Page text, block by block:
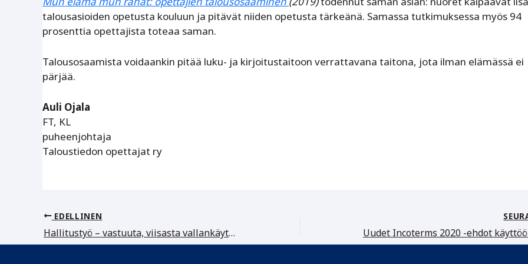
talousasioiden opetusta kouluun ja pitävät niiden opetusta tärkeänä. Samassa tutkimuksessa myös 94
prosenttia opettajista toteaa saman.
Talousosaamista voidaankin pitää luku- ja kirjoitustaitoon verrattavana taitona, jota ilman elämässä ei
pärjää.
Auli Ojala
FT, KL
puheenjohtaja
Taloustiedon opettajat ry
EDELLINEN
Hallitustyö – vastuuta, viisasta vallankäyttöä ja iloista kehittämistä